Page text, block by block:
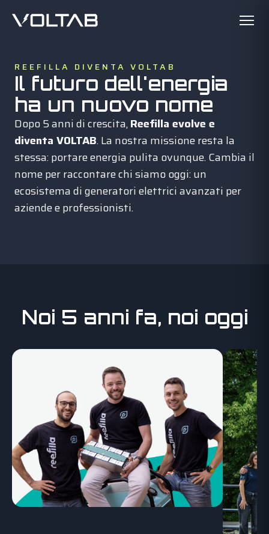
REEFILLA DIVENTA VOLTAB
Il futuro dell'energia
ha un nuovo nome
Dopo 5 anni di crescita,Reefilla evolve e
diventa VOLTAB. La nostra missione resta la
stessa: portare energia pulita ovunque. Cambia il
nome per raccontare chi siamo oggi: un
ecosistema di generatori elettrici avanzati per
aziende e professionisti.
Noi 5 anni fa, noi oggi